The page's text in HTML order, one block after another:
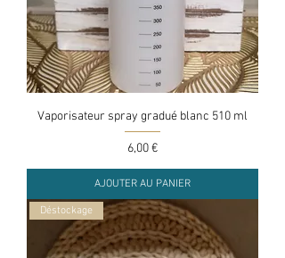
Vaporisateur spray gradué blanc 510 ml
Prix
6,00 €
AJOUTER AU PANIER
Déstockage